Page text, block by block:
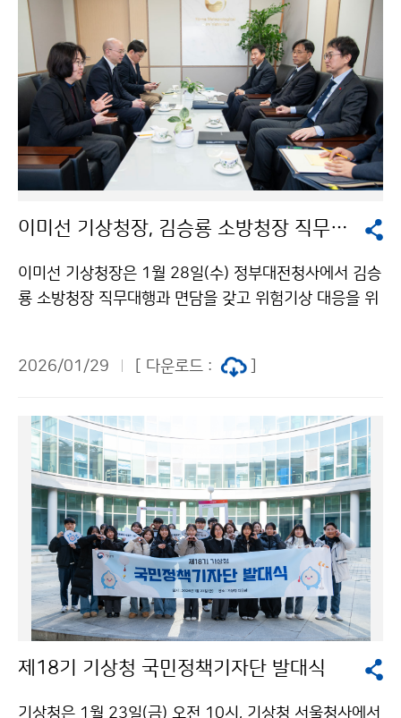
이미선 기상청장, 김승룡 소방청장 직무대행과 면담
이미선 기상청장은 1월 28일(수) 정부대전청사에서 김승
룡 소방청장 직무대행과 면담을 갖고 위험기상 대응을 위
2026/01/29 [ 다운로드 :
제18기 기상청 국민정책기자단 발대식
기상청은 1월 23일(금) 오전 10시, 기상청 서울청사에서